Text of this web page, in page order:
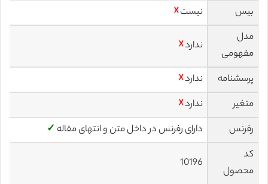
بیس نیست☓
مدل
مفهومی
ندارد☓
پرسشنامه ندارد☓
متغیر
ندارد☓
رفرنس
دارای رفرنس در داخل متن و انتهای مقاله ✓
کد
محصول
10196